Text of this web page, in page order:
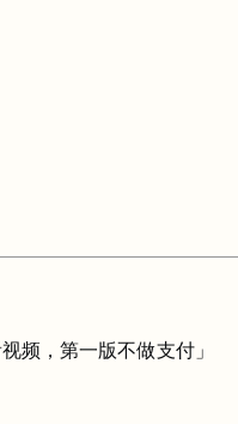
频，第一版不做支付」